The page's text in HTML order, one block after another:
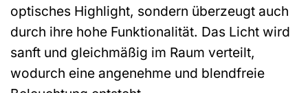
optisches Highlight, sondern überzeugt auch
durch ihre hohe Funktionalität. Das Licht wird
sanft und gleichmäßig im Raum verteilt,
wodurch eine angenehme und blendfreie